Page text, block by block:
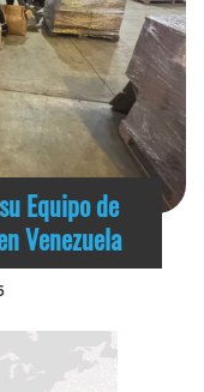
Equipo de
Venezuela